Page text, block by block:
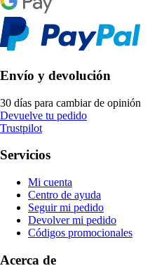
Envío y devolución
30 días para cambiar de opinión
Devuelve tu pedido
Trustpilot
Servicios
Mi cuenta
Centro de ayuda
Seguir mi pedido
Devolver mi pedido
Códigos promocionales
Acerca de